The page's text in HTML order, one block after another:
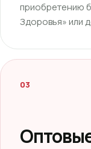
приобретению
Здоровья» или
03